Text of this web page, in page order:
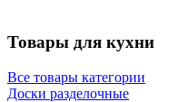
Товары для кухни
Все товары категории
Доски разделочные